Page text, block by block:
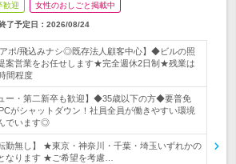
歓迎 女性のおしごと掲載中
了予定日： 2026/08/24
アポ/飛込みナシ◎既存法人顧客中心】◆ビルの照
案営業をお任せします★完全週休2日制★残業は
間程度
ー・第二新卒も歓迎】◆35歳以下の方◆要普免
がシャットダウン！社員全員が働きやすい環境
でいます◎
勤無し】 ★東京・神奈川・千葉・埼玉いずれかの
なります ★ご希望を考慮…